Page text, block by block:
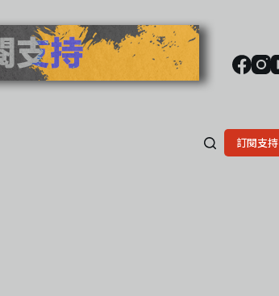
訂閱支持